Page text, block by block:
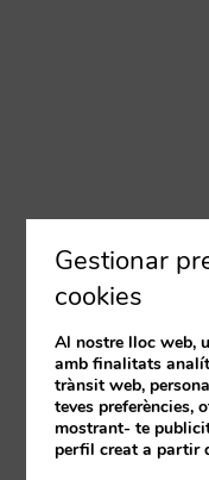
Gestionar
cookies
Al nostre lloc web,
amb finalitats
trànsit web,
teves preferències,
mostrant- te
perfil creat a partir